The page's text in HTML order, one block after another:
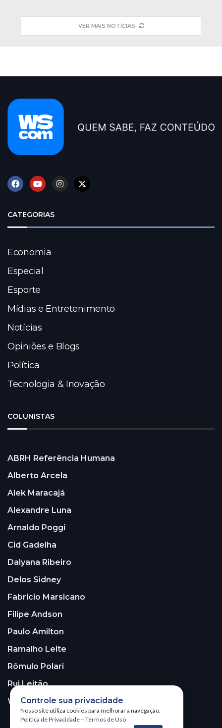
VER MAIS NOTÍCIAS
CATEGORIAS
Economia
Especial
Esporte
Mídias e Entretenimento
Notícias
Opiniões e Blogs
Política
Tecnologia & Inovação
COLUNISTAS
ABRH Referência Humana
Alberto Arcela
Alek Maracajá
Alexandre Luna
Arnaldo Poggi
Cid Gadelha
Dalyana Ribeiro
Delos Sidney
Fabricio Marsicano
Filipe Andson
Paulo Amilton
Ramalho Leite
Rômulo Polari
Rui Leitão
Walter Santos
Controle sua privacidade
Nosso site utiliza cookies para melhorar a navegação.
Política de Privacidade – Termos de Uso